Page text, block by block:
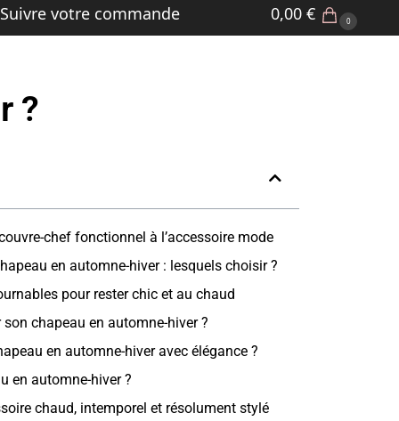
Suivre votre commande 0,00€ 0
?
chef fonctionnel à l’accessoire mode
en automne-hiver : lesquels choisir ?
pour rester chic et au chaud
chapeau en automne-hiver ?
en automne-hiver avec élégance ?
en automne-hiver ?
chaud, intemporel et résolument stylé